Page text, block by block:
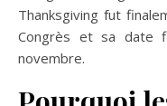
Thanksgiving fut
Congrès et sa date
novembre.